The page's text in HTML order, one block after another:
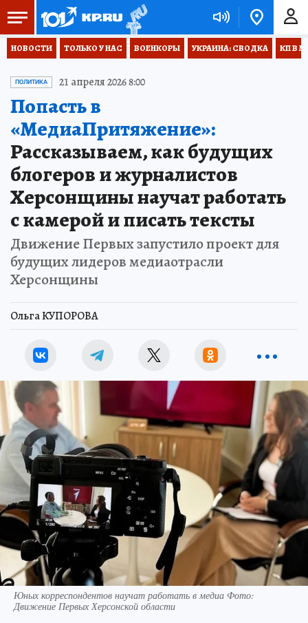
НОВОСТИ ТОЛЬКО У НАС ВОЕНКОРЫ УКРАИНА: СВОДКА КП В
ПОЛИТИКА 21 апреля 2026 8:00
Попасть в
«МедиаПритяжение»:
Рассказываем, как будущих
блогеров и журналистов
Херсонщины научат работать
с камерой и писать тексты
Движение Первых запустило проект для
будущих лидеров медиаотрасли
Херсонщины
Ольга КУПОРОВА
Юных корреспондентов научат работать в медиа Фото:
Движение Первых Херсонской области